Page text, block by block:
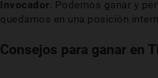
Invocador . Podemos ganar y
quedamos en una posición
Consejos para ganar en